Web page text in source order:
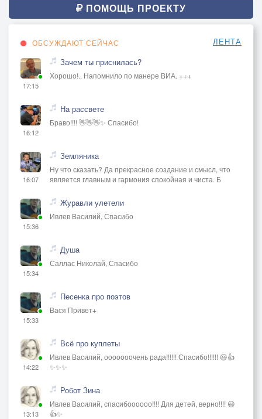
ПОМОЩЬ ПРОЕКТУ
ОБСУЖДАЮТ СЕЙЧАС ЛЕНТА
17:15
Зачем ты приснилась?
Хорошо!.. Напомнило по манере ВИА. +++
16:12
На рассвете
Браво!!!! 👋👋👋✨ Спасибо!
16:07
Земляника
Ну что сказать? Да прекрасное создание и смысл, что
является главным и гармония спокойная и чиста. Б
15:36
Журавли улетели
Ивлев Василий, Спасибо
15:34
Душа
Саллас Николай, Спасибо
15:33
Песенка про поэтов
Вася Привет+
14:22
Всё про куплеты
Ивлев Василий, ооооооочень рада!!!!!! Спасибо!!!!!! 😃👍
✨✨✨
13:13
Робот Зина
Ивлев Василий, спасибоооооо!!!! Для детей, верно!!!! 😃
👍✨